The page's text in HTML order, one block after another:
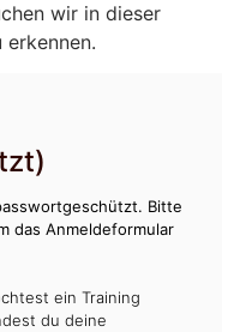
wir in dieser
Bitte
das Anmeldeformular
ein Training
du deine